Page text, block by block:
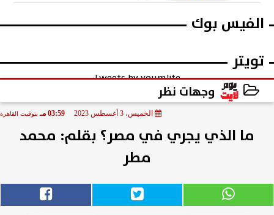
الفيس بوك
تويتر
Tweets by youmlite
وجهات نظر
الخميس، 3 أغسطس 2023 03:59 مـ بتوقيت القاهرة
ما الذي يجري في مصر؟ بقلم: محمد
مطر